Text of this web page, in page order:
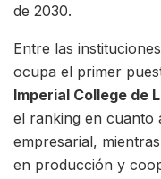
de 2030.
Entre las
ocupa el primer
Imperial College de
el ranking en cuanto
empresarial,
en producción y